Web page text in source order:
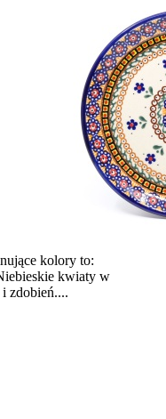
kolory to:
kwiaty w
zdobień....